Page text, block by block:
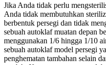
Jika Anda tidak perlu
Anda tidak membutuhkan
berbentuk persegi dan tidak
sebuah autoklaf muatan depan
menggunakan 1/6 hingga 1/10
sebuah autoklaf model persegi
penghematan tambahan selain